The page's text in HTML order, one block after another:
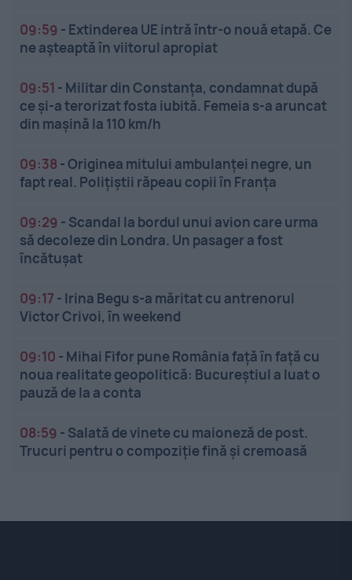
09:59 - Extinderea UE intră într-o nouă etapă. Ce
ne așteaptă în viitorul apropiat
09:51 - Militar din Constanța, condamnat după
ce și-a terorizat fosta iubită. Femeia s-a aruncat
din mașină la 110 km/h
09:38 -Originea mitului ambulanței negre, un
fapt real. Polițiștii răpeau copii în Franța
09:29 - Scandal la bordul unui avion care urma
să decoleze din Londra. Un pasager a fost
încătușat
09:17 - Irina Begu s-a măritat cu antrenorul
Victor Crivoi, în weekend
09:10 - Mihai Fifor pune România față în față cu
noua realitate geopolitică: Bucureștiul a luat o
pauză de la a conta
08:59 - Salată de vinete cu maioneză de post.
Trucuri pentru o compoziție fină și cremoasă